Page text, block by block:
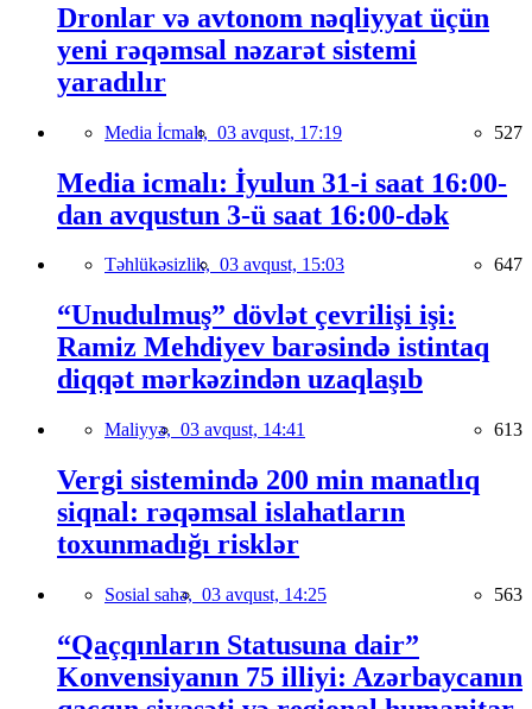
Dronlar və avtonom nəqliyyat üçün
yeni rəqəmsal nəzarət sistemi
yaradılır
Media İcmalı, 03 avqust, 17:19 527
Media icmalı: İyulun 31-i saat 16:00-
dan avqustun 3-ü saat 16:00-dək
Təhlükəsizlik, 03 avqust, 15:03 647
“Unudulmuş” dövlət çevrilişi işi:
Ramiz Mehdiyev barəsində istintaq
diqqət mərkəzindən uzaqlaşıb
Maliyyə, 03 avqust, 14:41 613
Vergi sistemində 200 min manatlıq
siqnal: rəqəmsal islahatların
toxunmadığı risklər
Sosial sahə, 03 avqust, 14:25 563
“Qaçqınların Statusuna dair”
Konvensiyanın 75 illiyi: Azərbaycanın